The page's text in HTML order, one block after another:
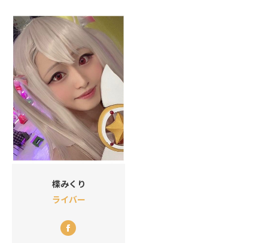
楪みくり
ライバー
Facebook